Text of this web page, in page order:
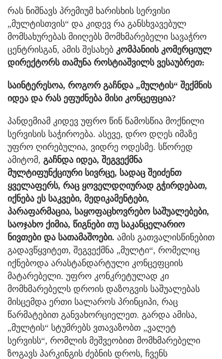
რას ნიშნავს პრემიუმ ხარისხის სერვისი
„მულტისთვის“ და კიდევ რა განსხვავებულ
მომსახურებას მიიღებს მომხმარებელი სავაჭრო
ცენტრისგან, ამის შესახებ კომპანიის კომერციულ
დირექტორს თამუნა როსტიაშვილს ვესაუბრეთ:
საინტერესოა, როგორ გაჩნდა „მულტის“ შექმნის
იდეა და რას ეფუძნება მისი კონცეფცია?
პანდემიამ კიდევ უფრო წინ წამოსწია მოქნილი
სერვისის საჭიროება. ასევე, დრო დღეს იმაზე
უფრო ღირებულია, ვიდრე ოდესმე. სწორედ
ამიტომ, გაჩნდა იდეა, შეგვექმნა
მულტიფუნქციური სივრცე, სადაც შეიძენთ
ყველაფერს, რაც ყოველდღიურად გჭირდებათ,
იქნება ეს საკვები, მედიკამენტები,
პარაფარმაცია, საყოფაცხოვრებო საშუალებები,
საოჯახო ქიმია, წიგნები თუ საკანცელარიო
ნივთები და სათამაშოები. ამის გათვალისწინებით
გადავწყვიტეთ, შეგვექმნა „მულტი“, რომელიც
იქნებოდა არასტანდარტული კონცეფციის
მატარებელი. უფრო კონკრეტულად კი
მომხმარებელს დროის დაზოგვის საშუალებას
მისცემდა ერთი სალაროს პრინციპი, რაც
წარმატებით განვახორციელეთ. გარდა ამისა,
„მულტის“ სტუმრებს ვთავაზობთ „ვალეტ
სერვისს“, რომლის მეშვეობით მომხმარებელი
ზოგავს პარკინგის ძებნის დროს, ჩვენს